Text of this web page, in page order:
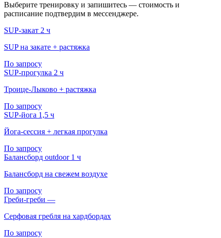
Выберите тренировку и запишитесь — стоимость и
расписание подтвердим в мессенджере.
SUP-закат 2 ч
SUP на закате + растяжка
По запросу
SUP-прогулка 2 ч
Троице-Лыково + растяжка
По запросу
SUP-йога 1,5 ч
Йога-сессия + легкая прогулка
По запросу
Балансборд outdoor 1 ч
Балансборд на свежем воздухе
По запросу
Греби-греби —
Серфовая гребля на хардбордах
По запросу